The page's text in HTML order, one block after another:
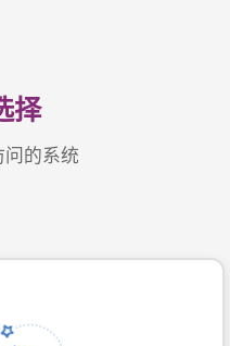
择
的系统